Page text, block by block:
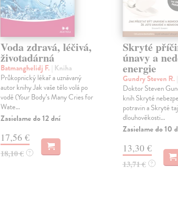
Voda zdravá, léčivá,
životadárná
Batmanghelidj F. | Kniha
Průkopnický lékař a uznávaný
autor knihy Jak vaše tělo volá po
vodě (Your Body’s Many Cries for
Wate...
Zasielame do 12 dní
17,56 €
18,10 € ?
Skryté
únavy a
energie
Gundry Steven R.
Doktor Steven
knih Skryté
potravin a Skryté
dlouhověkosti...
Zasielame do 10
13,30 €
13,71 € ?